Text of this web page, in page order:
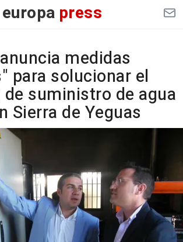
europa press
medidas
para solucionar el
suministro de agua
Sierra de Yeguas